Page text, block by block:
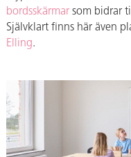
bordsskärmar som bidrar
Självklart finns här även
Elling.